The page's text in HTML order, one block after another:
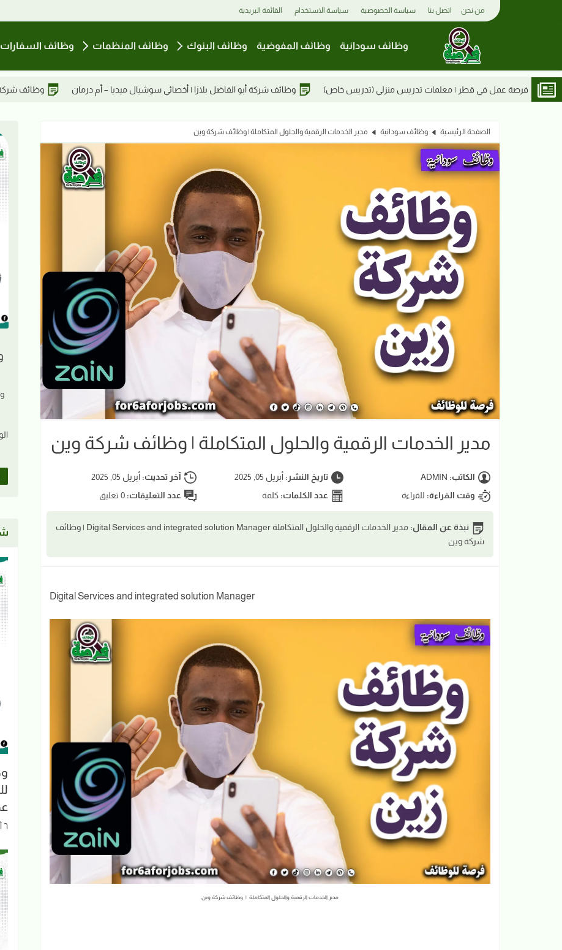
من نحن اتصل بنا سياسة الخصوصية سياسة الاستخدام القائمة البريدية
وظائف سودانية وظائف المفوضية وظائف البنوك وظائف المنظمات وظائف السفارات
منزلي (تدريس خاص) وظائف شركة أبو الفاضل بلازا | أخصائي سوشيال ميديا – أم درمان وظائف شركة أبو الفاضل بلازا | كاشير – أم درمان
الصفحة الرئيسية وظائف سودانية مدير الخدمات الرقمية والحلول المتكاملة | وظائف شركة وين
مدير الخدمات الرقمية والحلول المتكاملة | وظائف شركة وين
الكاتب: ADMIN تاريخ النشر: أبريل 05, 2025 آخر تحديث:أبريل 05, 2025
وقت القراءة: للقراءة عدد الكلمات: كلمة عدد التعليقات:0 تعليق
نبذة عن المقال:
مدير الخدمات الرقمية والحلول المتكاملة Digital Services and integrated solution Manager | وظائف
شركة وين
Digital Services and integrated solution Manager
مدير الخدمات الرقمية والحلول المتكاملة | وظائف شركة وين
٦ أغسطس ٢٠٢٦